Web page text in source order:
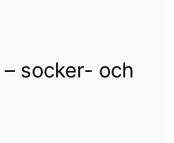
socker- och